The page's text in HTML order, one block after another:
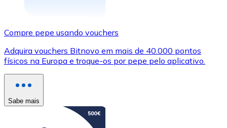
Compre pepe usando vouchers
Adquira vouchers Bitnovo em mais de 40.000 pontos
físicos na Europa e troque-os por pepe pelo aplicativo.
Sabe mais